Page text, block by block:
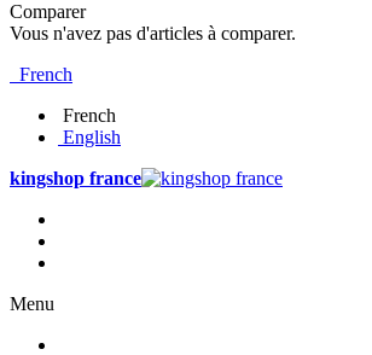
Comparer
Vous n'avez pas d'articles à comparer.
French
French
English
kingshop france
Menu